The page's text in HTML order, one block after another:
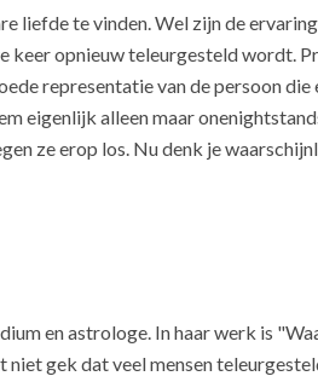
liefde te vinden. Wel zijn de
keer opnieuw teleurgesteld wordt.
representatie van de persoon
eigenlijk alleen maar
ze erop los. Nu denk je
en astrologe. In haar werk is
gek dat veel mensen